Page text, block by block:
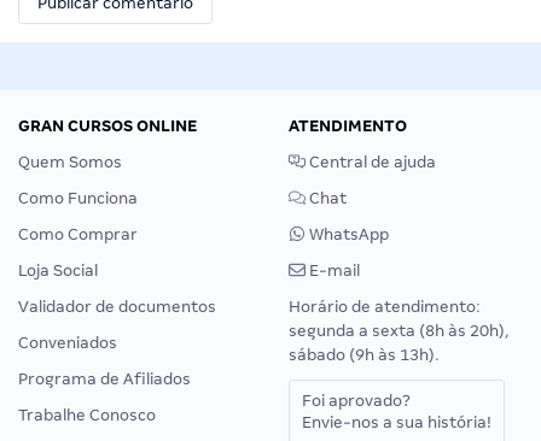
GRAN CURSOS ONLINE
Quem Somos
Como Funciona
Como Comprar
Loja Social
Validador de documentos
Conveniados
Programa de Afiliados
Trabalhe Conosco
ATENDIMENTO
Central de ajuda
Chat
WhatsApp
E-mail
Horário de atendimento:
segunda a sexta (8h às 20h),
sábado (9h às 13h).
Foi aprovado?
Envie-nos a sua história!